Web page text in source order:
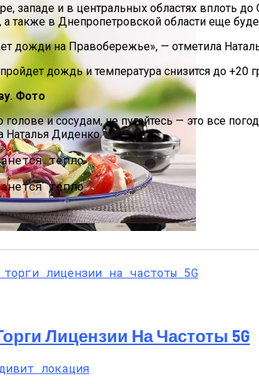
Что Стоит На Кону
Реальность Безнадежной Обстановки
западе и в центральных областях вплоть
также в Днепропетровской области еще
дожди на Правобережье», — отметила
дождь и температура снизится до +20
Фото
и сосудам, не пугайтесь — это все
Наталья Диденко.
Лицензии На Частоты 5G